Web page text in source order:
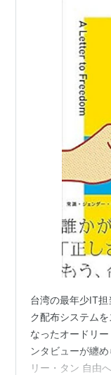
台湾の最年少IT
ク配布システム
なったオードリ
ンタビューが纏
リー・タン 自由